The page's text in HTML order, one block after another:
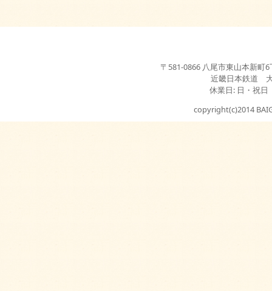
〒581-0866 八尾市東山本新町
近畿日本鉄道
休業日: 日・祝
copyright(c)2014